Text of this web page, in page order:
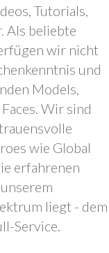
Tutorials,
Als beliebte
wir nicht
und
Models,
Wir sind
wie Global
erfahrenen
liegt - dem
Service.